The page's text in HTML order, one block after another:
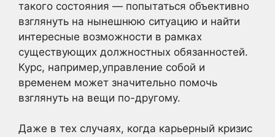
такого состояния — попытаться объективно
взглянуть на нынешнюю ситуацию и найти
интересные возможности в рамках
существующих должностных обязанностей.
Курс, например,управление собой и
временем может значительно помочь
взглянуть на вещи по-другому.
Даже в тех случаях, когда карьерный кризис